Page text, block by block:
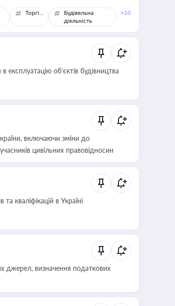
Торгівля
Будівельна
діяльність
+10
об’єктів будівництва
включаючи зміни до
цивільних правовідносин
кваліфікацій в Україні
джерел, визначення податкових